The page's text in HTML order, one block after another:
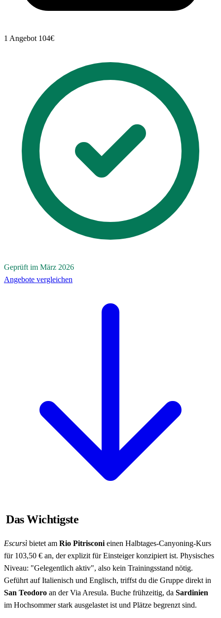
1 Angebot 104€
Geprüft im März 2026
Angebote vergleichen
Das Wichtigste
Escursì bietet am Rio Pitrisconi einen Halbtages-Canyoning-Kurs
für 103,50 € an, der explizit für Einsteiger konzipiert ist. Physisches
Niveau: "Gelegentlich aktiv", also kein Trainingsstand nötig.
Geführt auf Italienisch und Englisch, triffst du die Gruppe direkt in
San Teodoro an der Via Aresula. Buche frühzeitig, da Sardinien
im Hochsommer stark ausgelastet ist und Plätze begrenzt sind.